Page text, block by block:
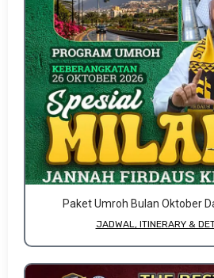
Paket Umroh Bulan Oktober
JADWAL, ITINERARY &